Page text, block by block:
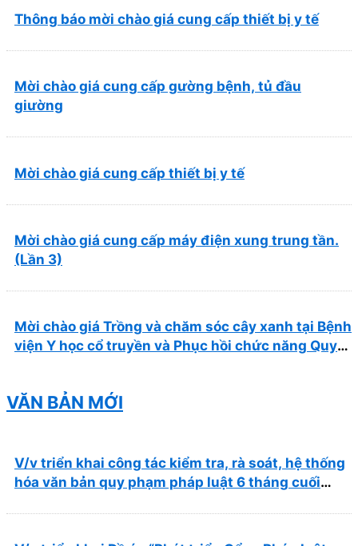
Thông báo mời chào giá cung cấp thiết bị y tế
Mời chào giá cung cấp gường bệnh, tủ đầu
giường
Mời chào giá cung cấp thiết bị y tế
Mời chào giá cung cấp máy điện xung trung tần.
(Lần 3)
Mời chào giá Trồng và chăm sóc cây xanh tại Bệnh
viện Y học cổ truyền và Phục hồi chức năng Quy
VĂN BẢN MỚI
V/v triển khai công tác kiểm tra, rà soát, hệ thống
hóa văn bản quy phạm pháp luật 6 tháng cuối